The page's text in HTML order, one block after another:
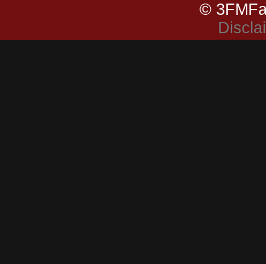
©